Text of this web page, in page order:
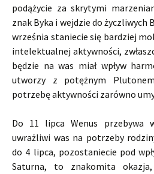
podążycie za skrytymi
znak Byka i wejdzie do życzliwych
września staniecie się bardziej
intelektualnej aktywności,
będzie na was miał wpływ
utworzy z potężnym
potrzebę aktywności zarówno
Do 11 lipca Wenus przebywa
uwrażliwi was na potrzeby
do 4 lipca, pozostaniecie pod
Saturna, to znakomita